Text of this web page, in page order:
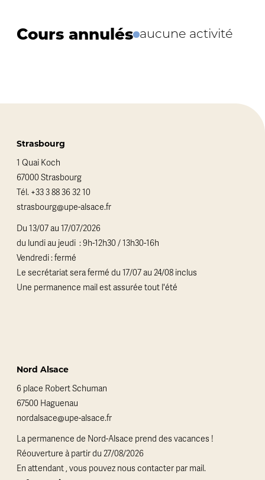
Cours annulés aucune activité
Strasbourg
1 Quai Koch
67000 Strasbourg
Tél. +33 3 88 36 32 10
strasbourg@upe-alsace.fr
Du 13/07 au 17/07/2026
du lundi au jeudi : 9h-12h30 / 13h30-16h
Vendredi : fermé
Le secrétariat sera fermé du 17/07 au 24/08 inclus
Une permanence mail est assurée tout l'été
Nord Alsace
6 place Robert Schuman
67500 Haguenau
nordalsace@upe-alsace.fr
La permanence de Nord-Alsace prend des vacances !
Réouverture à partir du 27/08/2026
En attendant , vous pouvez nous contacter par mail.